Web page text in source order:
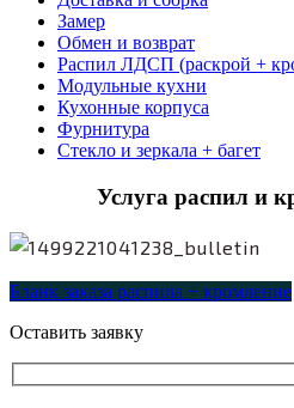
Замер
Обмен и возврат
Распил ЛДСП (раскрой +
Модульные кухни
Кухонные корпуса
Фурнитура
Стекло и зеркала + багет
Услуга распил и
Бланк заказа распила + кромление
Оставить заявку